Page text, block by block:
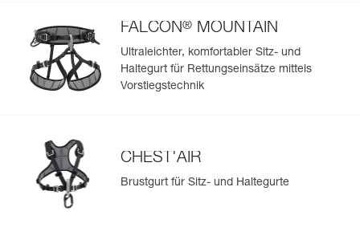
FALCON® MOUNTAIN
Ultraleichter, komfortabler Sitz- und
Haltegurt für Rettungseinsätze mittels
Vorstiegstechnik
CHEST'AIR
Brustgurt für Sitz- und Haltegurte